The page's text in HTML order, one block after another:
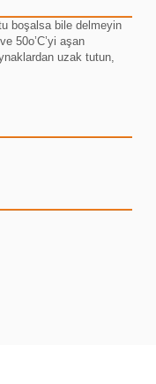
boşalsa bile delmeyin
50o’C’yi aşan
uzak tutun,